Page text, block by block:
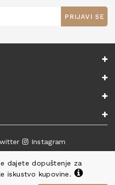
dajete dopuštenje za
iskustvo kupovine.
PRIJAVI SE
Instagram